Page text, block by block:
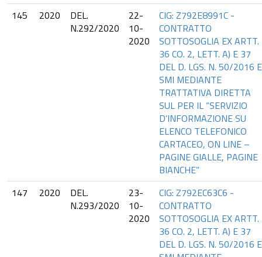
145
2020
DEL.
N.292/2020
22-
10-
2020
CIG: Z792E8991C -
CONTRATTO
SOTTOSOGLIA EX ARTT.
36 CO. 2, LETT. A) E 37
DEL D. LGS. N. 50/2016 E
SMI MEDIANTE
TRATTATIVA DIRETTA
SUL PER IL “SERVIZIO
D’INFORMAZIONE SU
ELENCO TELEFONICO
CARTACEO, ON LINE –
PAGINE GIALLE, PAGINE
BIANCHE”
147
2020
DEL.
N.293/2020
23-
10-
2020
CIG: Z792EC63C6 -
CONTRATTO
SOTTOSOGLIA EX ARTT.
36 CO. 2, LETT. A) E 37
DEL D. LGS. N. 50/2016 E